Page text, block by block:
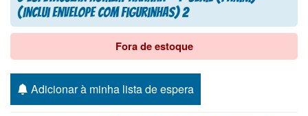
(Inclui Envelope com figurinhas) 2
Fora de estoque
Adicionar à minha lista de espera